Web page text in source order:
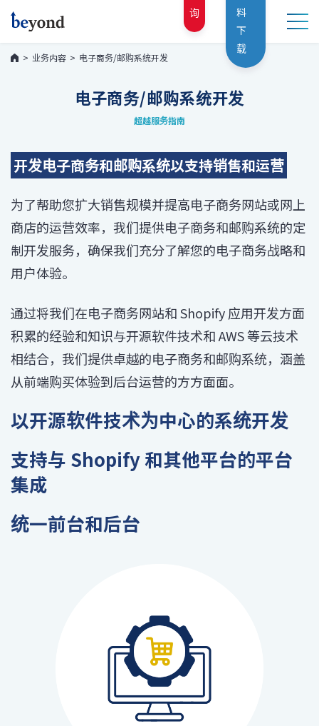
询
料
下
载
业务内容 电子商务/邮购系统开发
电子商务/邮购系统开发
超越服务指南
开发电子商务和邮购系统以支持销售和运营
为了帮助您扩大销售规模并提高电子商务网站或网上
商店的运营效率，我们提供电子商务和邮购系统的定
制开发服务，确保我们充分了解您的电子商务战略和
用户体验。
通过将我们在电子商务网站和 Shopify 应用开发方面
积累的经验和知识与开源软件技术和 AWS 等云技术
相结合，我们提供卓越的电子商务和邮购系统，涵盖
从前端购买体验到后台运营的方方面面。
以开源软件技术为中心的系统开发
支持与 Shopify 和其他平台的平台
集成
统一前台和后台